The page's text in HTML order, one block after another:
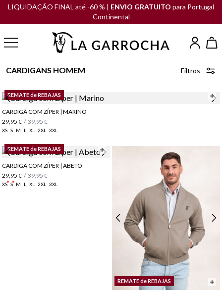
LIQUIDAÇÃO FINAL até -60 % | ENVIO GRATUITO para Portugal
Continental
CARDIGANS HOMEM Filtros
REMATE de REBAJAS
CARDIGÃ COM ZÍPER | MARINO
29,95 € / 39,95 €
XS S M L XL 2XL 3XL
REMATE de REBAJAS
CARDIGÃ COM ZÍPER | ABETO
29,95 € / 39,95 €
XS S M L XL 2XL 3XL
REMATE de REBAJAS